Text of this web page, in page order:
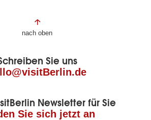
Fußbereich
Seite
nach oben
Sie uns
Newsletter für Sie
Sie sich jetzt an